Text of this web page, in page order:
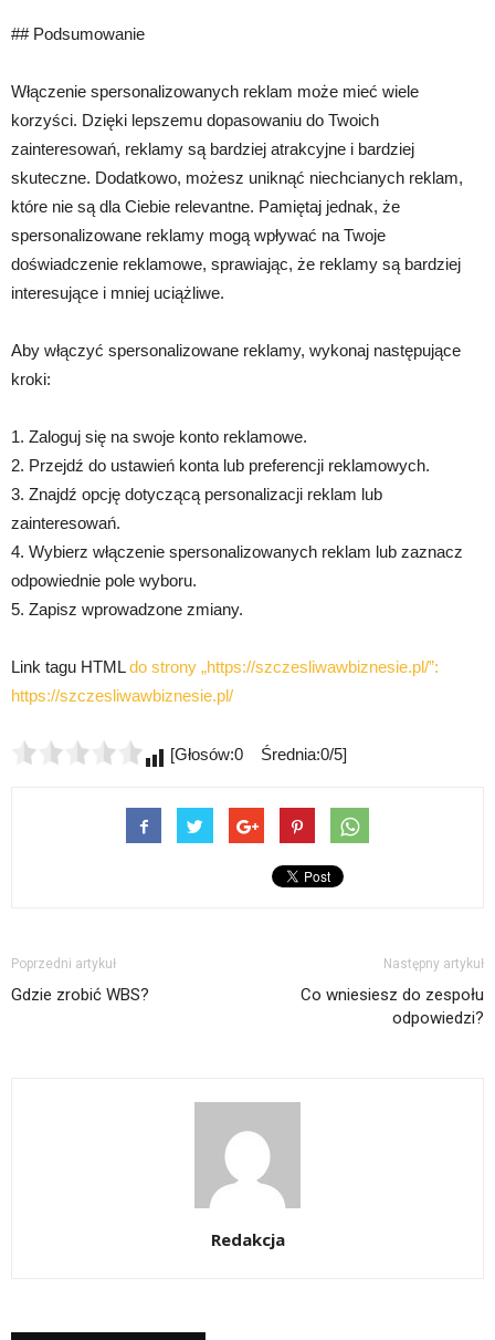
## Podsumowanie
Włączenie spersonalizowanych reklam może mieć wiele
korzyści. Dzięki lepszemu dopasowaniu do Twoich
zainteresowań, reklamy są bardziej atrakcyjne i bardziej
skuteczne. Dodatkowo, możesz uniknąć niechcianych reklam,
które nie są dla Ciebie relevantne. Pamiętaj jednak, że
spersonalizowane reklamy mogą wpływać na Twoje
doświadczenie reklamowe, sprawiając, że reklamy są bardziej
interesujące i mniej uciążliwe.
Aby włączyć spersonalizowane reklamy, wykonaj następujące
kroki:
1. Zaloguj się na swoje konto reklamowe.
2. Przejdź do ustawień konta lub preferencji reklamowych.
3. Znajdź opcję dotyczącą personalizacji reklam lub
zainteresowań.
4. Wybierz włączenie spersonalizowanych reklam lub zaznacz
odpowiednie pole wyboru.
5. Zapisz wprowadzone zmiany.
Link tagu HTMLdo strony „https://szczesliwawbiznesie.pl/”:
https://szczesliwawbiznesie.pl/
[Głosów:0 Średnia:0/5]
Poprzedni artykuł
Gdzie zrobić WBS?
Następny artykuł
Co wniesiesz do zespołu
odpowiedzi?
Redakcja